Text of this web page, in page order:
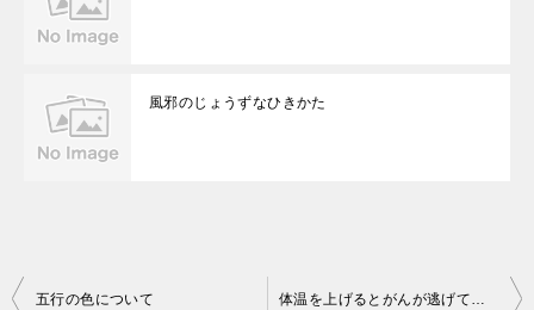
風邪のじょうずなひきかた
投
五行の色について 体温を上げるとがんが逃げていく